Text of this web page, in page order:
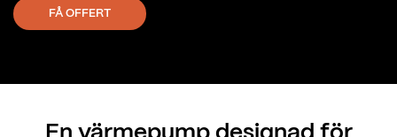
FÅ OFFERT